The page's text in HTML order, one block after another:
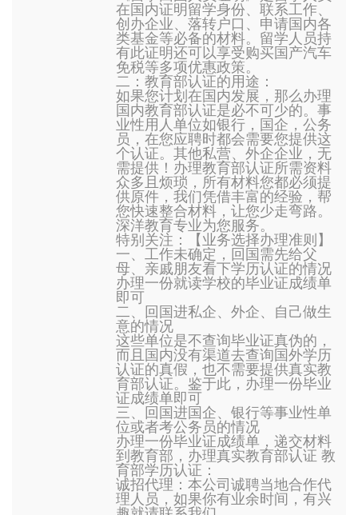
在国内证明留学身份、联系工作、
创办企业、落转户口、申请国内各
类基金等必备的材料。留学人员持
有此证明还可以享受购买国产汽车
免税等多项优惠政策。
二：教育部认证的用途：
如果您计划在国内发展，那么办理
国内教育部认证是必不可少的。事
业性用人单位如银行，国企，公务
员，在您应聘时都会需要您提供这
个认证。其他私营、外企企业，无
需提供！办理教育部认证所需资料
众多且烦琐，所有材料您都必须提
供原件，我们凭借丰富的经验，帮
您快速整合材料，让您少走弯路。
深洋教育专业为您服务。
特别关注：【业务选择办理准则】
一、工作未确定，回国需先给父
母、亲戚朋友看下学历认证的情况
办理一份就读学校的毕业证成绩单
即可
二、回国进私企、外企、自己做生
意的情况
这些单位是不查询毕业证真伪的，
而且国内没有渠道去查询国外学历
认证的真假，也不需要提供真实教
育部认证。鉴于此，办理一份毕业
证成绩单即可
三、回国进国企、银行等事业性单
位或者考公务员的情况
办理一份毕业证成绩单，递交材料
到教育部，办理真实教育部认证 教
育部学历认证：
诚招代理：本公司诚聘当地合作代
理人员，如果你有业余时间，有兴